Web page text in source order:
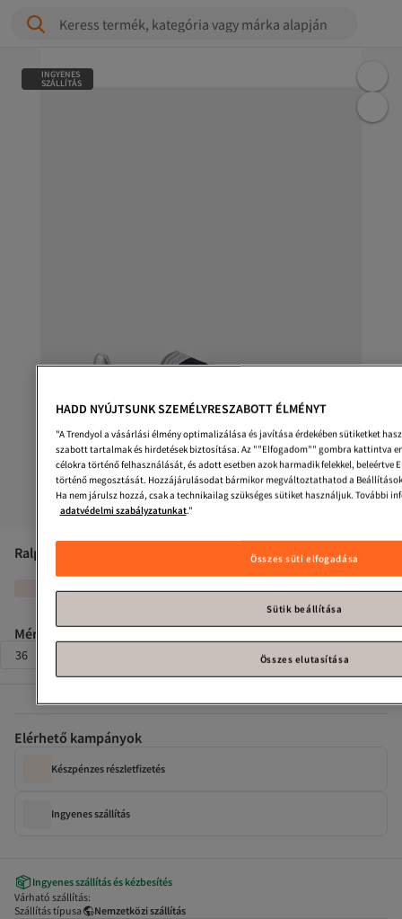
Keress termék, kategória vagy márka alapján
INGYENES
SZÁLLÍTÁS
Ralph Lauren VARICK PP-SNEAKERS-LOW TOP FŰZÉSES CIPŐ
Majdnem elfogyott!
Méret 42,5
36 41 41.5
Elérhető kampányok
Készpénzes részletfizetés
Ingyenes szállítás
Ingyenes szállítás és kézbesítés
Várható szállítás:
Szállítás típusa
Nemzetközi szállítás
HADD NYÚJTSUNK SZEMÉLYRESZABOTT ÉLMÉNYT
"A Trendyol a vásárlási élmény optimalizálása és javítása érdekében sütiketket
szabott tartalmak és hirdetések biztosítása. Az ""Elfogadom"" gombra kattintva
célokra történő felhasználását, és adott esetben azok harmadik felekkel, beleértve
történő megosztását. Hozzájárulásodat bármikor megváltoztathatod a
Ha nem járulsz hozzá, csak a technikailag szükséges sütiket használjuk. További
adatvédelmi szabályzatunkat."
Összes süti elfogadása
Sütik beállítása
Összes elutasítása